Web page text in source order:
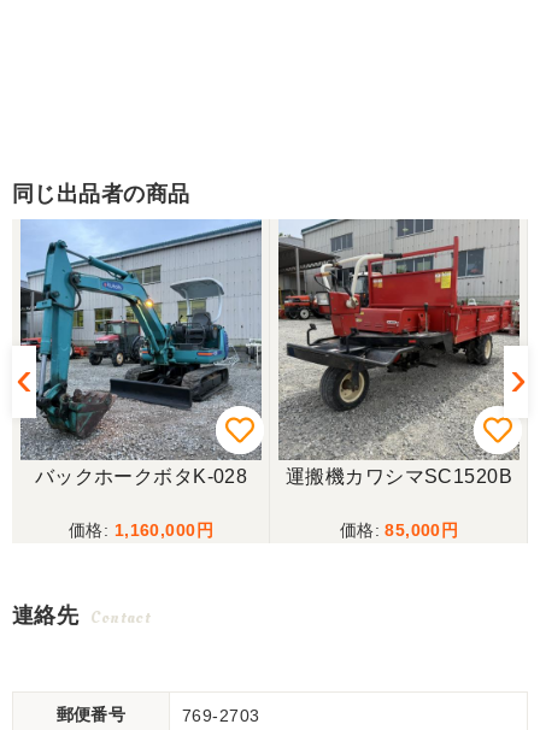
同じ出品者の商品
バックホークボタK-028
1,160,000
運搬機カワシマSC1520B
85,000
連絡先 Contact
郵便番号 769-2703